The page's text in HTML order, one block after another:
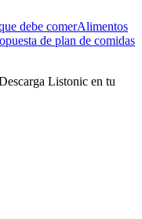
debe comerAlimentos
de plan de comidas
Listonic en tu